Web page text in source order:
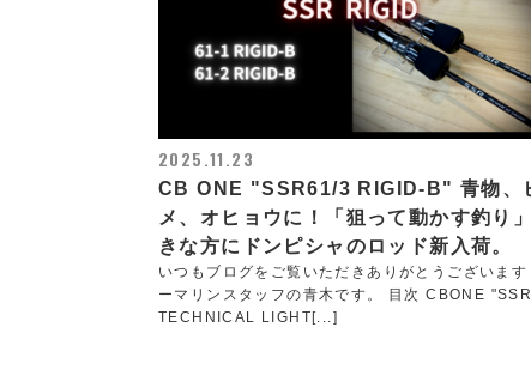
2025.11.23
CB ONE "SSR61/3 RIGID-B" 青物、
メ、オヒョウに！「狙って動かす釣り
きな方にドンピシャのロッド新入荷。
いつもブログをご覧いただきありがとうございます
ーマリンスタッフの青木です。 目次 CBONE "SSR
TECHNICAL LIGHT[...]